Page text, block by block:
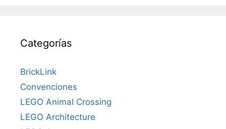
Categorías
BrickLink
Convenciones
LEGO Animal Crossing
LEGO Architecture